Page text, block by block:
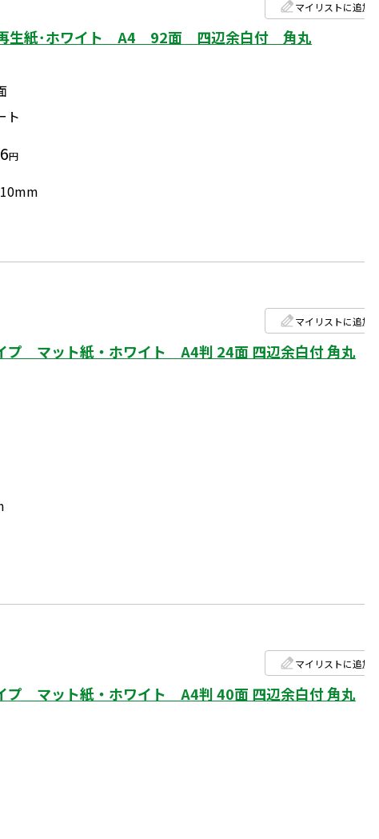
生紙･ホワイト A4 92面 四辺余白付 角丸
マイリストに追加
ト
円
プ マット紙・ホワイト A4判 24面 四辺余白付 角丸
マイリストに追加
プ マット紙・ホワイト A4判 40面 四辺余白付 角丸
マイリストに追加